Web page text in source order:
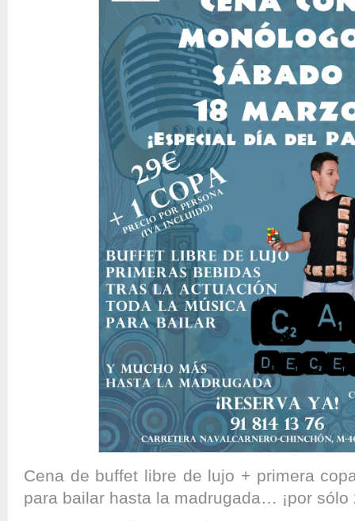
Cena de buffet libre de lujo + primera
para bailar hasta la madrugada… ¡por sólo